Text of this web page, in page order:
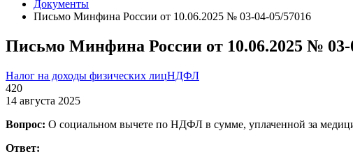
Документы
Письмо Минфина России от 10.06.2025 № 03-04-05/57016
Письмо Минфина России от 10.06.2025 № 03-
Налог на доходы физических лицНДФЛ
420
14 августа 2025
Вопрос: О социальном вычете по НДФЛ в сумме, уплаченной за
Ответ: